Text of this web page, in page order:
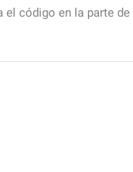
el código en la parte de